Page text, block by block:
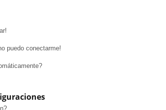
puedo conectarme!